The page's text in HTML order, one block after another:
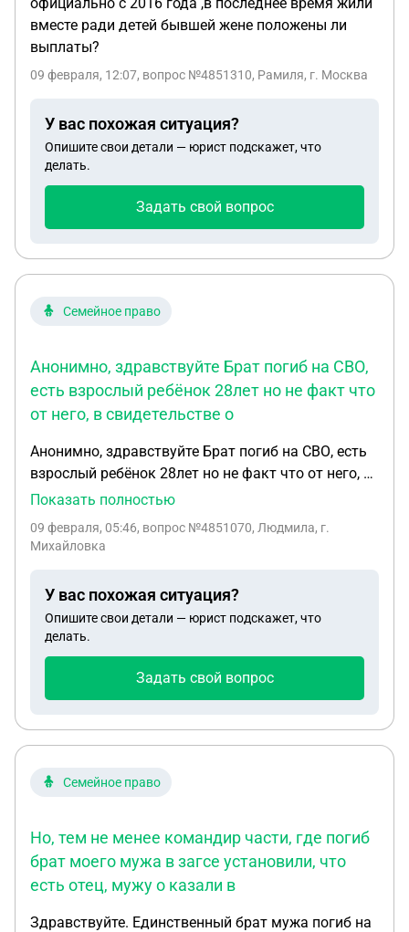
вместе ради детей бывшей жене положены ли
выплаты?
09 февраля, 12:07, вопрос №4851310, Рамиля, г. Москва
У вас похожая ситуация?
Опишите свои детали — юрист подскажет, что
делать.
Задать свой вопрос
Семейное право
Анонимно, здравствуйте Брат погиб на СВО,
есть взрослый ребёнок 28лет но не факт что
от него, в свидетельстве о
Анонимно, здравствуйте Брат погиб на СВО, есть
взрослый ребёнок 28лет но не факт что от него, в
свидетельстве о рождении отцом записан другой
запись об отцовстве и претендовать на выплаты
Показать полностью
09 февраля, 05:46, вопрос №4851070, Людмила, г.
Михайловка
У вас похожая ситуация?
Опишите свои детали — юрист подскажет, что
делать.
Задать свой вопрос
Семейное право
Но, тем не менее командир части, где погиб
брат моего мужа в загсе установили, что
есть отец, мужу о казали в
Здравствуйте. Единственный брат мужа погиб на